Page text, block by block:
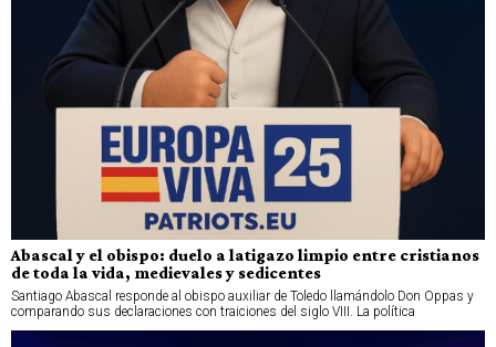
Abascal y el obispo: duelo a latigazo limpio entre cristianos
de toda la vida, medievales y sedicentes
Santiago Abascal responde al obispo auxiliar de Toledo llamándolo Don Oppas y
comparando sus declaraciones con traiciones del siglo VIII. La política